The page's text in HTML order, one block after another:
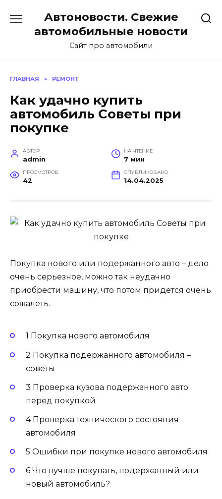
содержанию
Автоновости. Свежие
автомобильные новости
Сайт про автомобили
ГЛАВНАЯ » РЕМОНТ
Как удачно купить
автомобиль Советы при
покупке
АВТОР
admin
НА ЧТЕНИЕ
7 мин
ПРОСМОТРОВ
42
ОПУБЛИКОВАНО
14.04.2025
Покупка нового или подержанного авто – дело
очень серьезное, можно так неудачно
приобрести машину, что потом придется очень
сожалеть.
1 Покупка нового автомобиля
2 Покупка подержанного автомобиля –
советы
3 Проверка кузова подержанного авто
перед покупкой
4 Проверка технического состояния
автомобиля
5 Ошибки при покупке нового автомобиля
6 Что лучше покупать, подержанный или
новый автомобиль?